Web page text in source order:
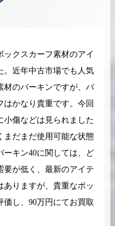
ックスカーフ素材のアイ
。近年中古市場でも人気
材のバーキンですが、バ
はかなり貴重です。今回
小傷などは見られました
まだまだ使用可能な状態
ーキン40に関しては、ど
要が低く、最新のアイテ
ありますが、貴重なボッ
し、90万円にてお買取